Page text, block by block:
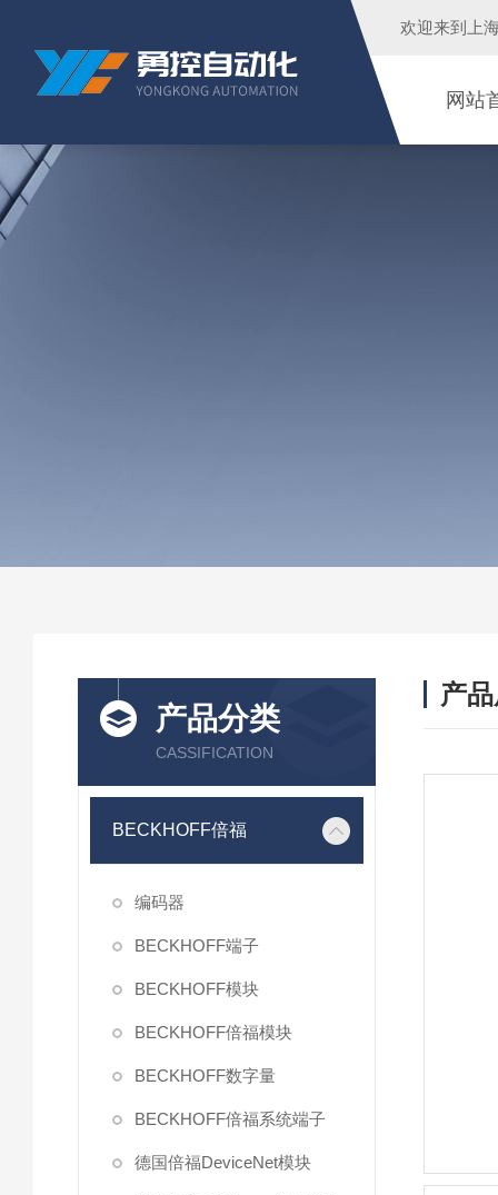
欢迎来到 上
网站
产品分类
CASSIFICATION
BECKHOFF倍福
编码器
BECKHOFF端子
BECKHOFF模块
BECKHOFF倍福模块
BECKHOFF数字量
BECKHOFF倍福系统端子
德国倍福DeviceNet模块
产